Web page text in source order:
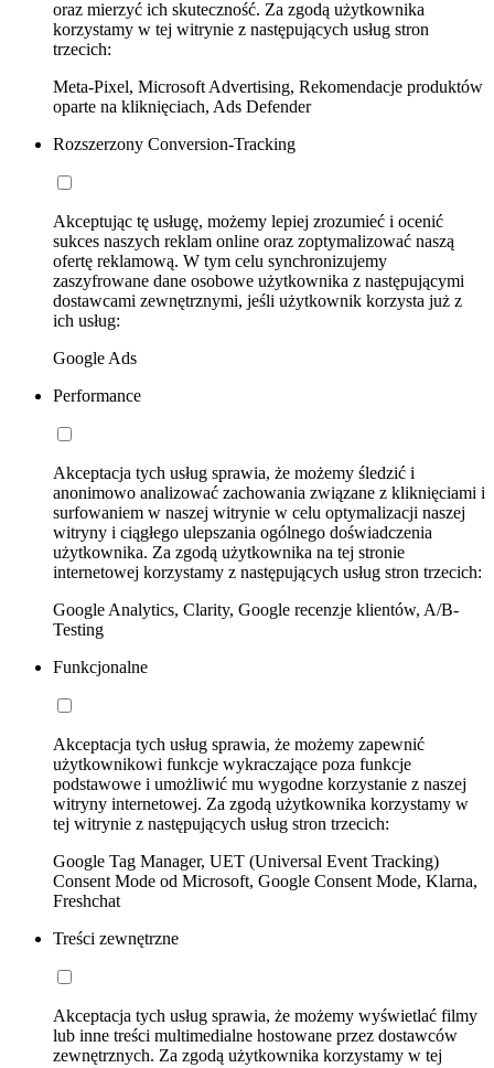
oraz mierzyć ich skuteczność. Za zgodą użytkownika
korzystamy w tej witrynie z następujących usług stron
trzecich:
Meta-Pixel, Microsoft Advertising, Rekomendacje produktów
oparte na kliknięciach, Ads Defender
Rozszerzony Conversion-Tracking
Akceptując tę usługę, możemy lepiej zrozumieć i ocenić
sukces naszych reklam online oraz zoptymalizować naszą
ofertę reklamową. W tym celu synchronizujemy
zaszyfrowane dane osobowe użytkownika z następującymi
dostawcami zewnętrznymi, jeśli użytkownik korzysta już z
ich usług:
Google Ads
Performance
Akceptacja tych usług sprawia, że możemy śledzić i
anonimowo analizować zachowania związane z kliknięciami i
surfowaniem w naszej witrynie w celu optymalizacji naszej
witryny i ciągłego ulepszania ogólnego doświadczenia
użytkownika. Za zgodą użytkownika na tej stronie
internetowej korzystamy z następujących usług stron trzecich:
Google Analytics, Clarity, Google recenzje klientów, A/B-
Testing
Funkcjonalne
Akceptacja tych usług sprawia, że możemy zapewnić
użytkownikowi funkcje wykraczające poza funkcje
podstawowe i umożliwić mu wygodne korzystanie z naszej
witryny internetowej. Za zgodą użytkownika korzystamy w
tej witrynie z następujących usług stron trzecich:
Google Tag Manager, UET (Universal Event Tracking)
Consent Mode od Microsoft, Google Consent Mode, Klarna,
Freshchat
Treści zewnętrzne
Akceptacja tych usług sprawia, że możemy wyświetlać filmy
lub inne treści multimedialne hostowane przez dostawców
zewnętrznych. Za zgodą użytkownika korzystamy w tej